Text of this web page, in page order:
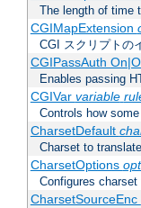
The length of time
CGIMapExtension
CGI スクリプトの
CGIPassAuth
Enables passing
CGIVar variable
Controls how
CharsetDefault
Charset to
CharsetOptions
Configures
CharsetSourceEnc